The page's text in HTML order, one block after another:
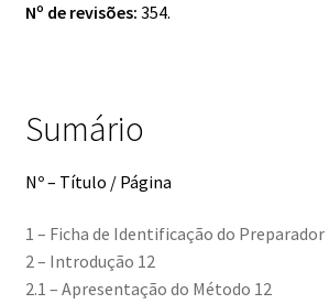
Nº de revisões: 354.
Sumário
Nº – Título / Página
1 – Ficha de Identificação do Preparador
2 – Introdução 12
2.1 – Apresentação do Método 12